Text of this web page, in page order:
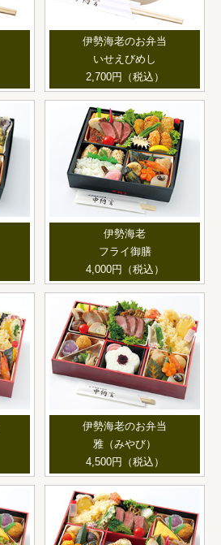
伊勢海老のお弁当
いせえびめし
2,700円（税込）
伊勢海老
フライ御膳
4,000円（税込）
伊勢海老のお弁当
雅（みやび）
4,500円（税込）